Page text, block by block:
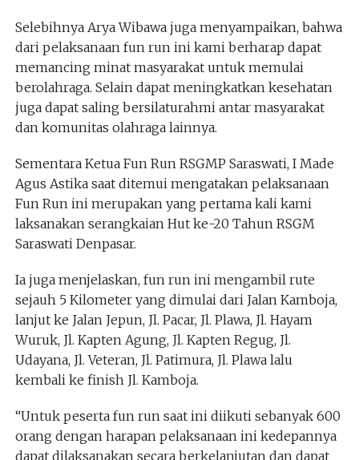
Selebihnya Arya Wibawa juga menyampaikan, bahwa
dari pelaksanaan fun run ini kami berharap dapat
memancing minat masyarakat untuk memulai
berolahraga. Selain dapat meningkatkan kesehatan
juga dapat saling bersilaturahmi antar masyarakat
dan komunitas olahraga lainnya.
Sementara Ketua Fun Run RSGMP Saraswati, I Made
Agus Astika saat ditemui mengatakan pelaksanaan
Fun Run ini merupakan yang pertama kali kami
laksanakan serangkaian Hut ke-20 Tahun RSGM
Saraswati Denpasar.
Ia juga menjelaskan, fun run ini mengambil rute
sejauh 5 Kilometer yang dimulai dari Jalan Kamboja,
lanjut ke Jalan Jepun, Jl. Pacar, Jl. Plawa, Jl. Hayam
Wuruk, Jl. Kapten Agung, Jl. Kapten Regug, Jl.
Udayana, Jl. Veteran, Jl. Patimura, Jl. Plawa lalu
kembali ke finish Jl. Kamboja.
“Untuk peserta fun run saat ini diikuti sebanyak 600
orang dengan harapan pelaksanaan ini kedepannya
dapat dilaksanakan secara berkelanjutan dan dapat